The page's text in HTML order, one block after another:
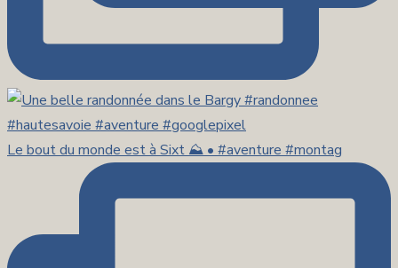
Le bout du monde est à Sixt ⛰️ • #aventure #montag